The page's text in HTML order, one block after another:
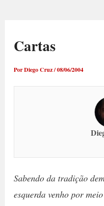
Cartas
PorDiego Cruz/08/06/2004
Sabendo da tradição
esquerda venho por